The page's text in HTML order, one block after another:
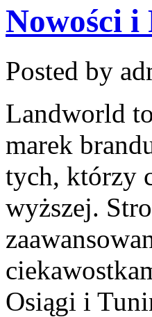
Nowości i
Posted by
Landworld
marek
tych, którzy
wyższej.
Osiągi i